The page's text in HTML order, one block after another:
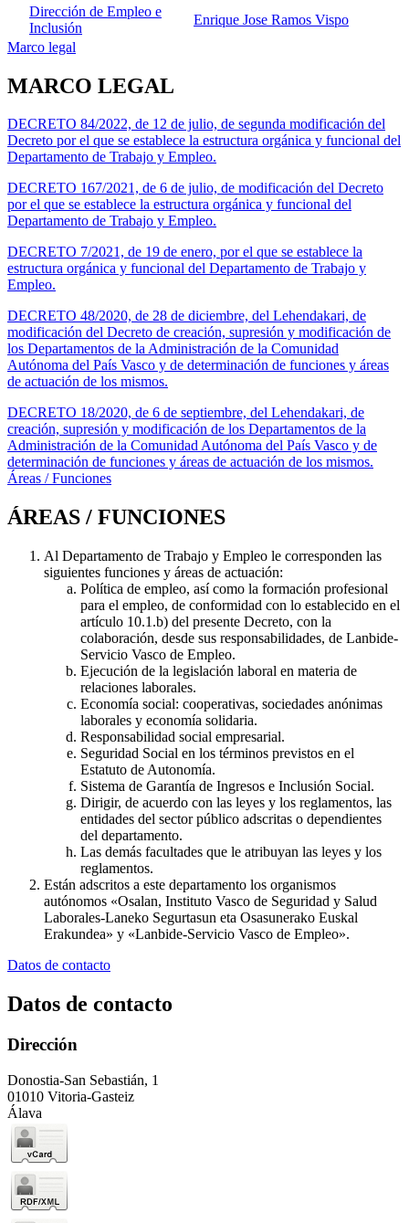
Dirección de Empleo e
Inclusión
Enrique Jose Ramos Vispo
Marco legal
MARCO LEGAL
DECRETO 84/2022, de 12 de julio, de segunda modificación del
Decreto por el que se establece la estructura orgánica y funcional del
Departamento de Trabajo y Empleo.
DECRETO 167/2021, de 6 de julio, de modificación del Decreto
por el que se establece la estructura orgánica y funcional del
Departamento de Trabajo y Empleo.
DECRETO 7/2021, de 19 de enero, por el que se establece la
estructura orgánica y funcional del Departamento de Trabajo y
Empleo.
DECRETO 48/2020, de 28 de diciembre, del Lehendakari, de
modificación del Decreto de creación, supresión y modificación de
los Departamentos de la Administración de la Comunidad
Autónoma del País Vasco y de determinación de funciones y áreas
de actuación de los mismos.
DECRETO 18/2020, de 6 de septiembre, del Lehendakari, de
creación, supresión y modificación de los Departamentos de la
Administración de la Comunidad Autónoma del País Vasco y de
determinación de funciones y áreas de actuación de los mismos.
Áreas / Funciones
ÁREAS / FUNCIONES
Al Departamento de Trabajo y Empleo le corresponden las
siguientes funciones y áreas de actuación:
Política de empleo, así como la formación profesional
para el empleo, de conformidad con lo establecido en el
artículo 10.1.b) del presente Decreto, con la
colaboración, desde sus responsabilidades, de Lanbide-
Servicio Vasco de Empleo.
Ejecución de la legislación laboral en materia de
relaciones laborales.
Economía social: cooperativas, sociedades anónimas
laborales y economía solidaria.
Responsabilidad social empresarial.
Seguridad Social en los términos previstos en el
Estatuto de Autonomía.
Sistema de Garantía de Ingresos e Inclusión Social.
Dirigir, de acuerdo con las leyes y los reglamentos, las
entidades del sector público adscritas o dependientes
del departamento.
Las demás facultades que le atribuyan las leyes y los
reglamentos.
Están adscritos a este departamento los organismos
autónomos «Osalan, Instituto Vasco de Seguridad y Salud
Laborales-Laneko Segurtasun eta Osasunerako Euskal
Erakundea» y «Lanbide-Servicio Vasco de Empleo».
Datos de contacto
Datos de contacto
Dirección
Donostia-San Sebastián, 1
01010 Vitoria-Gasteiz
Álava